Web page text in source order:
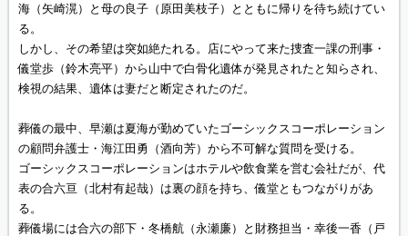
海（矢崎滉）と母の良子（原田美枝子）とともに帰りを待ち続けてい
る。
しかし、その希望は突如絶たれる。店にやって来た捜査一課の刑事・
儀堂歩（鈴木亮平）から山中で白骨化遺体が発見されたと知らされ、
検視の結果、遺体は妻だと断定されたのだ。
葬儀の最中、早瀬は夏海が勤めていたゴーシックスコーポレーション
の顧問弁護士・海江田勇（酒向芳）から不可解な質問を受ける。
ゴーシックスコーポレーションはホテルや飲食業を営む会社だが、代
表の合六亘（北村有起哉）は裏の顔を持ち、儀堂ともつながりがあ
る。
葬儀場には合六の部下・冬橋航（永瀬廉）と財務担当・幸後一香（戸